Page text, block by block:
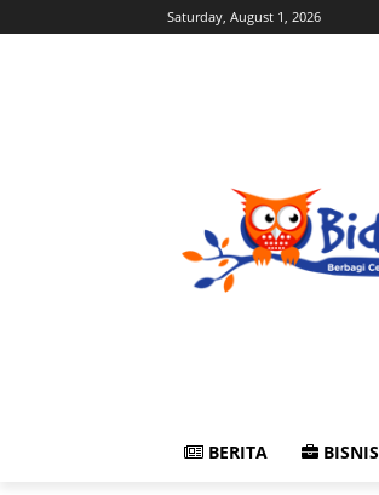
Saturday, August 1, 2026
BERITA BISNIS